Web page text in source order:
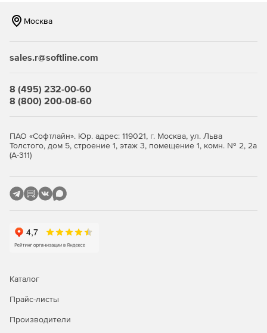
Создание грувов в режиме реального времени.
стилей.
Наличие шаблонов композиций и встроенных
пресетов.
Поддержка VST и AU эффектов и инструментов.
Поддержка мультипроцессорных систем.
Новое в версии Ableton Live 10:
не требует дополнительной установки. Это значит, что
меньше грузить процессор.
Новые инструменты Wavetable, Echo, Drum Buss и
Москва
sales.r@softline.com
8 (495) 232-00-60
8 (800) 200-08-60
ПАО «Софтлайн». Юр. адрес: 119021, г. Москва, ул. Льва
Толстого, дом 5, строение 1, этаж 3, помещение 1, комн. № 2, 2а
(А-311)
Каталог
Прайс-листы
Производители